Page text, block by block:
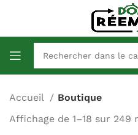
Accueil
Boutique
Affichage de 1–18 sur 249